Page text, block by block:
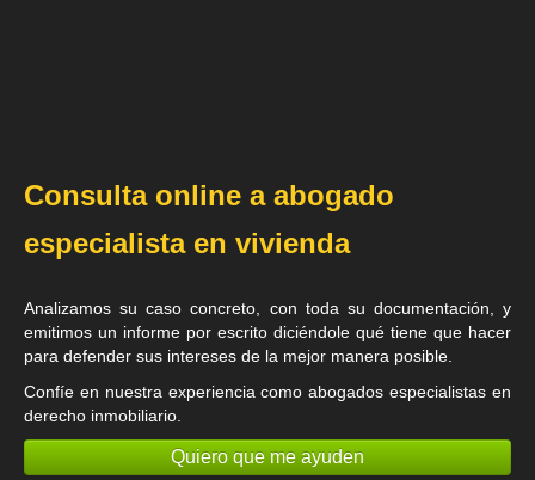
Consulta online a abogado
especialista en vivienda
Analizamos su caso concreto, con toda su documentación, y
emitimos un informe por escrito diciéndole qué tiene que hacer
para defender sus intereses de la mejor manera posible.
Confíe en nuestra experiencia comoabogados especialistas en
derecho inmobiliario
Quiero que me ayuden